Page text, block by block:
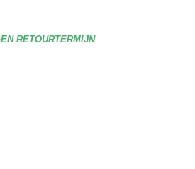
RETOURTERMIJN